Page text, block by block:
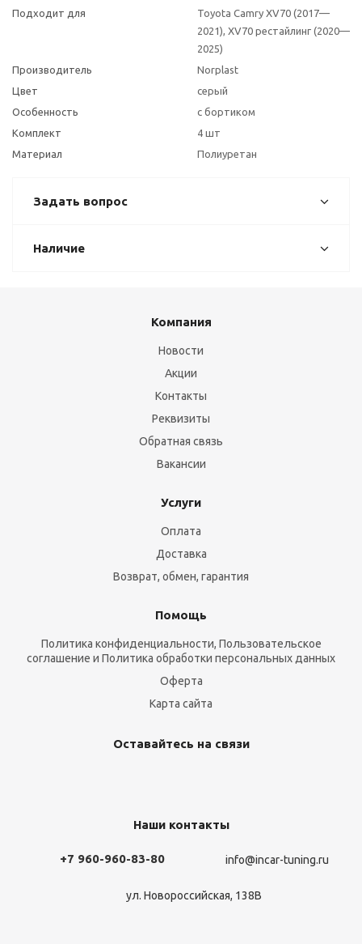
Подходит для
Toyota Camry XV70 (2017—
2021), XV70 рестайлинг (2020—
2025)
Производитель
Norplast
Цвет
серый
Особенность
с бортиком
Комплект
4 шт
Материал
Полиуретан
Задать вопрос
Наличие
Компания
Новости
Акции
Контакты
Реквизиты
Обратная связь
Вакансии
Услуги
Оплата
Доставка
Возврат, обмен, гарантия
Помощь
Политика конфиденциальности, Пользовательское
соглашение и Политика обработки персональных данных
Оферта
Карта сайта
Оставайтесь на связи
Наши контакты
+7 960-960-83-80 info@incar-tuning.ru
ул. Новороссийская, 138В